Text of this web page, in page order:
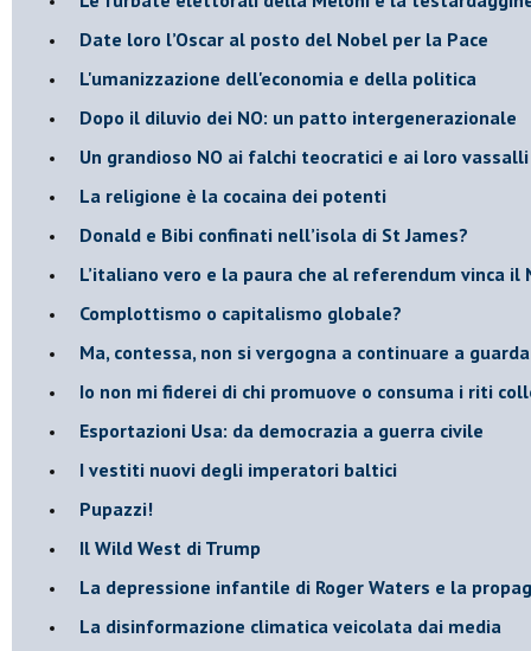
​Date loro l’Oscar al posto del Nobel per la Pace
L'umanizzazione dell'economia e della politica
​Dopo il diluvio dei NO: un patto intergenerazionale
​Un grandioso NO ai falchi teocratici e ai loro vassalli
La religione è la cocaina dei potenti
Donald e Bibi confinati nell’isola di St James?
L’italiano vero e la paura che al referendum vinca il
​Complottismo o capitalismo globale?
​Ma, contessa, non si vergogna a continuare a
​Io non mi fiderei di chi promuove o consuma i riti
Esportazioni Usa: da democrazia a guerra civile
​I vestiti nuovi degli imperatori baltici
​Pupazzi!
​Il Wild West di Trump
​La depressione infantile di Roger Waters e la
​La disinformazione climatica veicolata dai media